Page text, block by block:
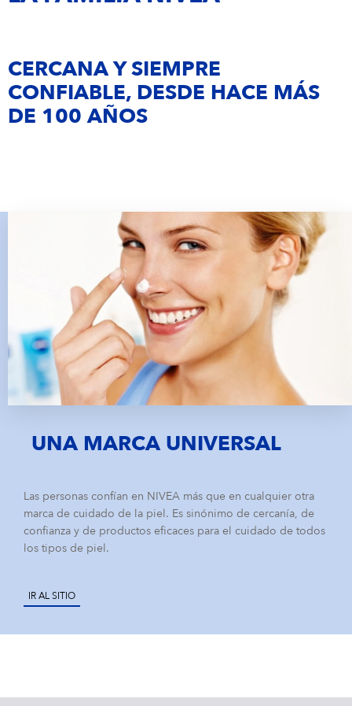
NIVEA MEN
NIVEA by Labello
CERCANA Y SIEMPRE
CONFIABLE, DESDE HACE MÁS
DE 100 AÑOS
UNA MARCA UNIVERSAL
Las personas confían en NIVEA más que en cualquier otra
marca de cuidado de la piel. Es sinónimo de cercanía, de
confianza y de productos eficaces para el cuidado de todos
los tipos de piel.
IR AL SITIO